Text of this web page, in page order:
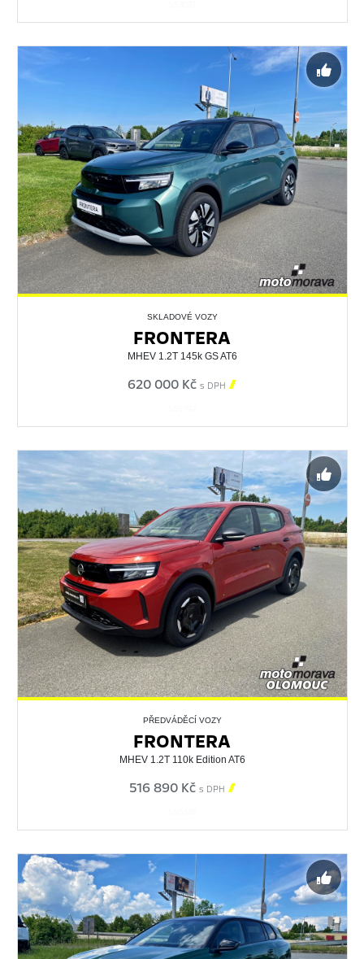
SKLADOVÉ VOZY
FRONTERA
MHEV 1.2T 145k GS AT6
620 000 Kč s DPH 
PŘEDVÁDĚCÍ VOZY
FRONTERA
MHEV 1.2T 110k Edition AT6
516 890 Kč s DPH 